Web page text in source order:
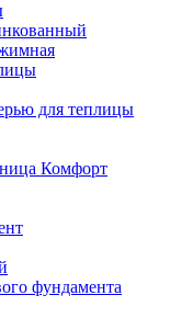
для теплицы
Комфорт
фундамента